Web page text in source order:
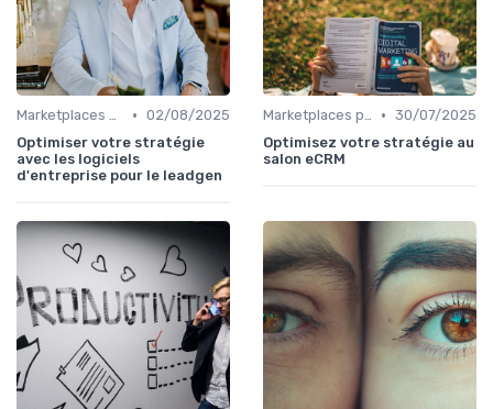
Marketplaces de leadgen • 02/08/2025
Optimiser votre stratégie
avec les logiciels
d'entreprise pour le leadgen
Marketplaces pour les salon B2B • 30/07/2025
Optimisez votre stratégie au
salon eCRM